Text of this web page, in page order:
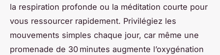
la respiration profonde ou la méditation courte pour
vous ressourcer rapidement. Privilégiez les
mouvements simples chaque jour, car même une
promenade de 30 minutes augmente l’oxygénation